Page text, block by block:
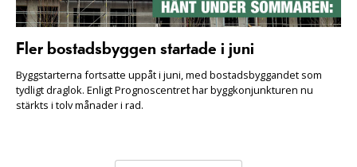
Fler bostadsbyggen startade i juni
Byggstarterna fortsatte uppåt i juni, med bostadsbyggandet som
tydligt draglok. Enligt Prognoscentret har byggkonjunkturen nu
stärkts i tolv månader i rad.